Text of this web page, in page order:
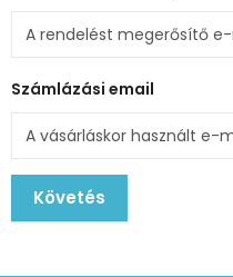
Számlázási email
Követés